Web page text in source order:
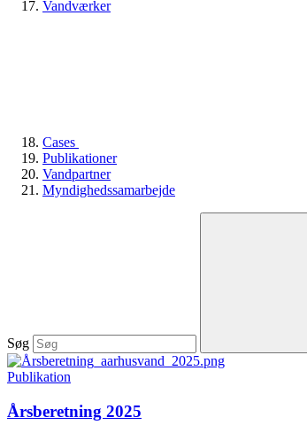
Vandværker
Cases
Publikationer
Vandpartner
Myndighedssamarbejde
Søg
Publikation
Årsberetning 2025